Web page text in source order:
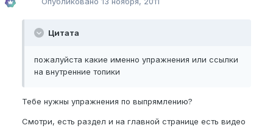
Цитата
пожалуйста какие именно упражнения или ссылки
на внутренние топики
Тебе нужны упражнения по выпрямлению?
Смотри, есть раздел и на главной странице есть видео